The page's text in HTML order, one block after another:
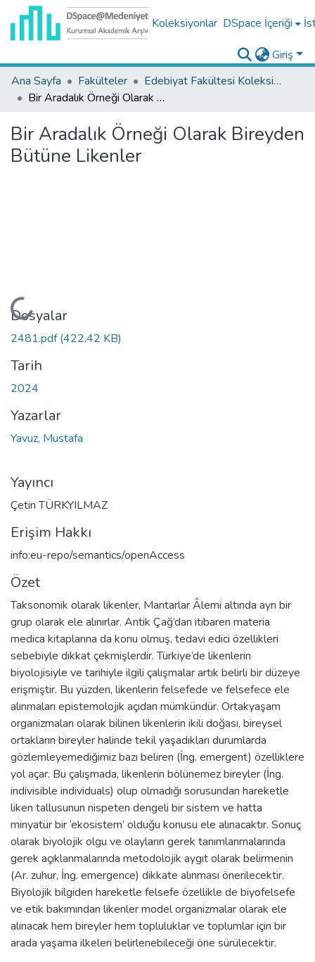
Koleksiyonlar DSpace İçeriği
Giriş
Ana Sayfa
Fakülteler
Edebiyat Fakültesi Koleksiyonu
Bir Aradalık Örneği Olarak Bireyden Bütüne Likenler
Bir Aradalık Örneği Olarak Bireyden
Bütüne Likenler
Yükleniyor...
Dosyalar
2481.pdf(422.42 KB)
Tarih
2024
Yazarlar
Yavuz, Mustafa
Yayıncı
Çetin TÜRKYILMAZ
Erişim Hakkı
info:eu-repo/semantics/openAccess
Özet
Taksonomik olarak likenler, Mantarlar Âlemi altında ayrı bir
grup olarak ele alınırlar. Antik Çağ’dan itibaren materia
medica kitaplarına da konu olmuş, tedavi edici özellikleri
sebebiyle dikkat çekmişlerdir. Türkiye’de likenlerin
biyolojisiyle ve tarihiyle ilgili çalışmalar artık belirli bir düzeye
erişmiştir. Bu yüzden, likenlerin felsefede ve felsefece ele
alınmaları epistemolojik açıdan mümkündür. Ortakyaşam
organizmaları olarak bilinen likenlerin ikili doğası, bireysel
ortakların bireyler halinde tekil yaşadıkları durumlarda
gözlemleyemediğimiz bazı beliren (İng. emergent) özelliklere
yol açar. Bu çalışmada, likenlerin bölünemez bireyler (İng.
indivisible individuals) olup olmadığı sorusundan hareketle
liken tallusunun nispeten dengeli bir sistem ve hatta
minyatür bir ‘ekosistem’ olduğu konusu ele alınacaktır. Sonuç
olarak biyolojik olgu ve olayların gerek tanımlanmalarında
gerek açıklanmalarında metodolojik aygıt olarak belirmenin
(Ar. zuhur, İng. emergence) dikkate alınması önerilecektir.
Biyolojik bilgiden hareketle felsefe özellikle de biyofelsefe
ve etik bakımından likenler model organizmalar olarak ele
alınacak hem bireyler hem topluluklar ve toplumlar için bir
arada yaşama ilkeleri belirlenebileceği öne sürülecektir.